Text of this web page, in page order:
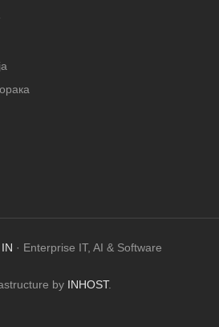
· Enterprise IT, AI & Software
by INHOST.